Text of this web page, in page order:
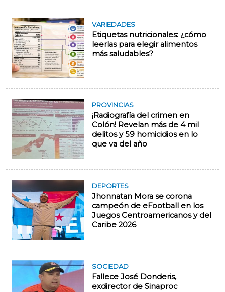
VARIEDADES
Etiquetas nutricionales: ¿cómo
leerlas para elegir alimentos
más saludables?
PROVINCIAS
¡Radiografía del crimen en
Colón! Revelan más de 4 mil
delitos y 59 homicidios en lo
que va del año
DEPORTES
Jhonnatan Mora se corona
campeón de eFootball en los
Juegos Centroamericanos y del
Caribe 2026
SOCIEDAD
Fallece José Donderis,
exdirector de Sinaproc